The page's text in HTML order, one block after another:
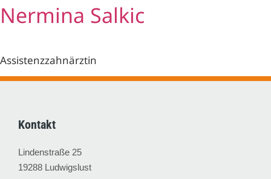
Nermina Salkic
Assistenzzahnärztin
Kontakt
Lindenstraße 25
19288 Ludwigslust